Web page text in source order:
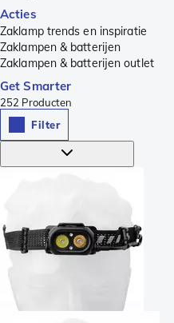
Acties
Zaklamp trends en inspiratie
Zaklampen & batterijen
Zaklampen & batterijen outlet
Get Smarter
252 Producten
Filter